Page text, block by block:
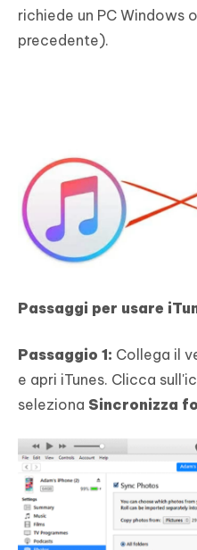
richiede un PC Windows
precedente).
Passaggi per usare
Passaggio 1: Collega il
e apri iTunes. Clicca
seleziona Sincronizza